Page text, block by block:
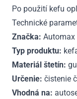
Po použití kefu
Technické
Značka: Automax
Typ produktu:
Materiál štetín:
Určenie: čistenie
Vhodná na: